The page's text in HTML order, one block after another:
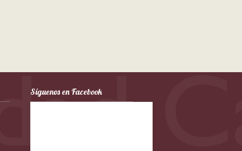
Síguenos en Facebook